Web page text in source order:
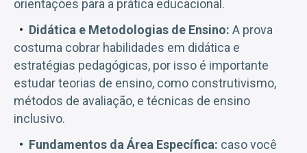
orientações para a prática educacional.
Didática e Metodologias de Ensino: A prova
costuma cobrar habilidades em didática e
estratégias pedagógicas, por isso é importante
estudar teorias de ensino, como construtivismo,
métodos de avaliação, e técnicas de ensino
inclusivo.
Fundamentos da Área Específica: caso você